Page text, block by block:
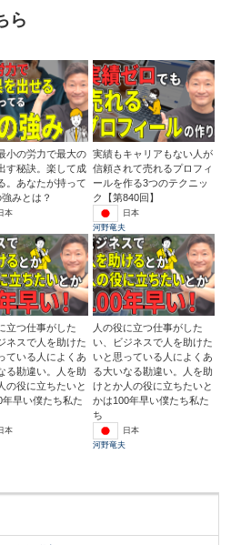
ら
小の労力で最大の
す秘訣。楽して成
。あなたが持って
みとは？
本
実績もキャリアもない人が
信頼されて売れるプロフィ
ールを作る3つのテクニッ
ク【第840回】
日本
河野竜夫
立つ仕事がした
ネスで人を助けた
ている人によくあ
る勘違い。人を助
の役に立ちたいと
年早い僕たち私た
本
人の役に立つ仕事がした
い、ビジネスで人を助けた
いと思っている人によくあ
る大いなる勘違い。人を助
けとか人の役に立ちたいと
かは100年早い僕たち私た
ち
日本
河野竜夫